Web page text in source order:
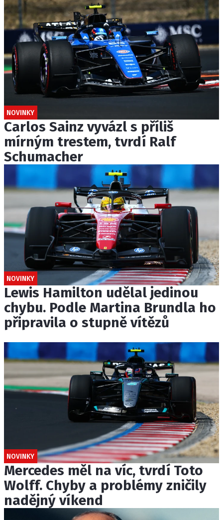
NOVINKY
Carlos Sainz vyvázl s příliš
mírným trestem, tvrdí Ralf
Schumacher
NOVINKY
Lewis Hamilton udělal jedinou
chybu. Podle Martina Brundla ho
připravila o stupně vítězů
NOVINKY
Mercedes měl na víc, tvrdí Toto
Wolff. Chyby a problémy zničily
nadějný víkend